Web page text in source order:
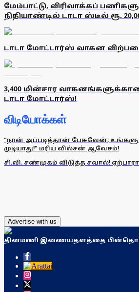
மேம்பாட்டு, விரிவாக்கப்
நிதியாண்டில் டாடா ஸ்டீல் ரூ.
டாடா மோட்டார்ஸ் வாகன விற்பனை
3,400 மின்சார
டாடா மோட்டார்ஸ்!
விடியோக்கள்
"நான் அப்படித்தான் பேசுவேன்;
முடியாது!" மரிய வில்சன் ஆவேசம்!
சி.வி. சண்முகம் விடுத்த சவால்! ஏற்பாரா
Advertise with us
தினமணி இணையதளத்தை